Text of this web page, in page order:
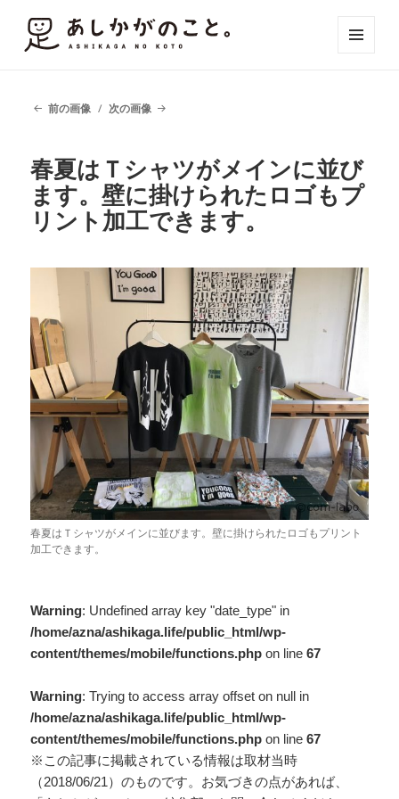
前の画像 次の画像
春夏はＴシャツがメインに並び
ます。壁に掛けられたロゴもプ
リント加工できます。
春夏はＴシャツがメインに並びます。壁に掛けられたロゴもプリント
加工できます。
Warning: Undefined array key "date_type" in
/home/azna/ashikaga.life/public_html/wp-
content/themes/mobile/functions.php on line67
Warning: Trying to access array offset on null in
/home/azna/ashikaga.life/public_html/wp-
content/themes/mobile/functions.php on line67
※この記事に掲載されている情報は取材当時
（2018/06/21）のものです。お気づきの点があれば、